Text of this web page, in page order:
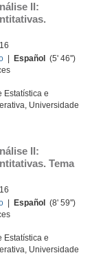
II:
Español
(5' 46'')
Estatística e
Universidade
II:
Tema
Español
(8' 59'')
Estatística e
Universidade